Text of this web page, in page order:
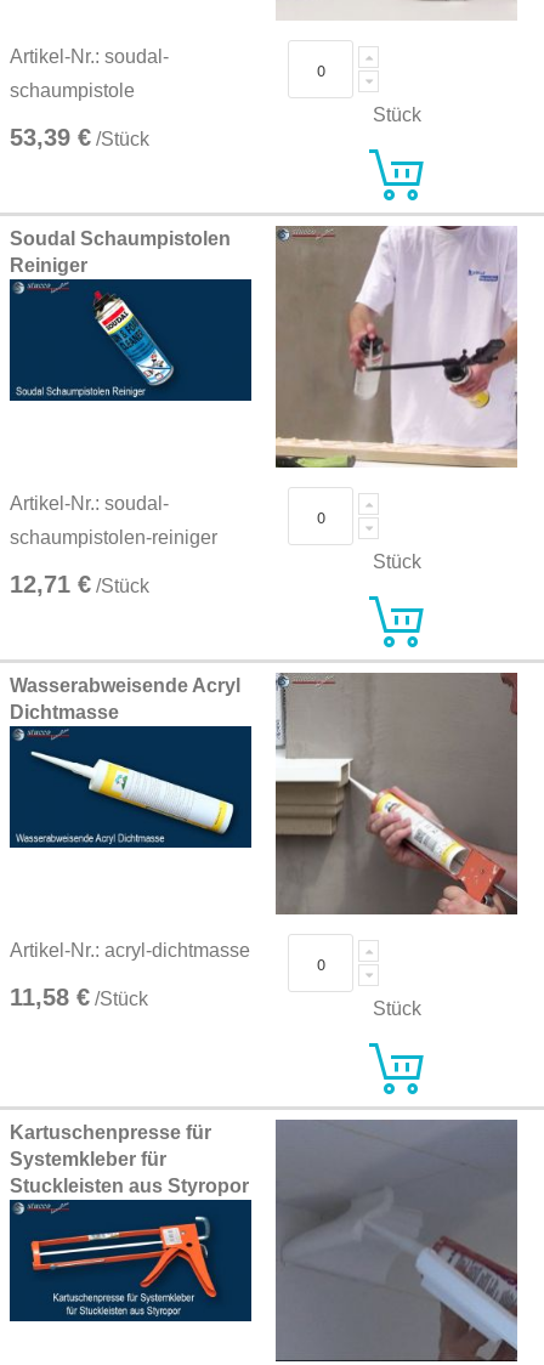
Artikel-Nr.: soudal-
schaumpistole
53,39 € /Stück
Stück
Soudal Schaumpistolen
Reiniger
Artikel-Nr.: soudal-
schaumpistolen-reiniger
12,71 € /Stück
Stück
Wasserabweisende Acryl
Dichtmasse
Artikel-Nr.: acryl-dichtmasse
11,58 € /Stück Stück
Kartuschenpresse für
Systemkleber für
Stuckleisten aus Styropor